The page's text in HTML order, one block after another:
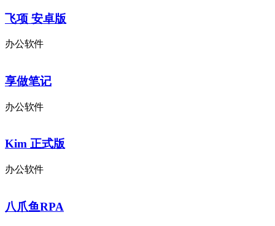
飞项 安卓版
办公软件
享做笔记
办公软件
Kim 正式版
办公软件
八爪鱼RPA